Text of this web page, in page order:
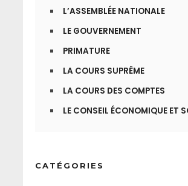
L’ASSEMBLÉE NATIONALE
LE GOUVERNEMENT
PRIMATURE
LA COURS SUPRÊME
LA COURS DES COMPTES
LE CONSEIL ÉCONOMIQUE ET
CATÉGORIES